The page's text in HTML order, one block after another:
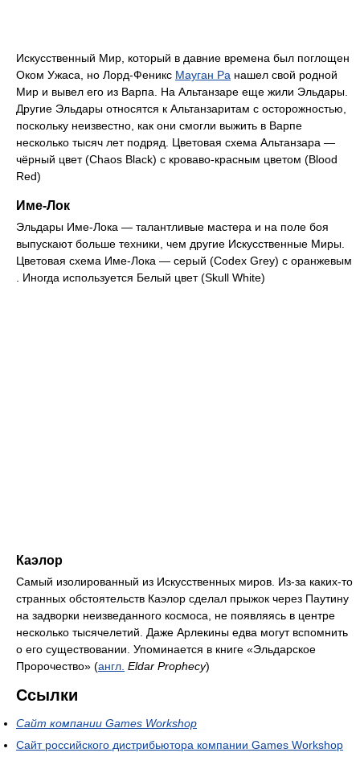
Искусственный Мир, который в давние времена был поглощен
Оком Ужаса, но Лорд-Феникс Мауган Ра нашел свой родной
Мир и вывел его из Варпа. На Альтанзаре еще жили Эльдары.
Другие Эльдары относятся к Альтанзаритам с осторожностью,
поскольку неизвестно, как они смогли выжить в Варпе
несколько тысяч лет подряд. Цветовая схема Альтанзара —
чёрный цвет (Chaos Black) c кроваво-красным цветом (Blood
Red)
Име-Лок
Эльдары Име-Лока — талантливые мастера и на поле боя
выпускают больше техники, чем другие Искусственные Миры.
Цветовая схема Име-Лока — серый (Codex Grey) с оранжевым
. Иногда используется Белый цвет (Skull White)
Каэлор
Самый изолированный из Искусственных миров. Из-за каких-то
странных обстоятельств Каэлор сделал прыжок через Паутину
на задворки неизведанного космоса, не появляясь в центре
несколько тысячелетий. Даже Арлекины едва могут вспомнить
о его существовании. Упоминается в книге «Эльдарское
Пророчество» (англ. Eldar Prophecy)
Ссылки
Сайт компании Games Workshop
Сайт российского дистрибьютора компании Games Workshop